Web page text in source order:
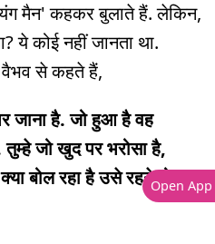
मैन' कहकर बुलाते हैं. लेकिन,
ये कोई नहीं जानता था.
वैभव से कहते हैं,
जाना है. जो हुआ है वह
जो खुद पर भरोसा है,
बोल रहा है उसे रहने दो.Open App